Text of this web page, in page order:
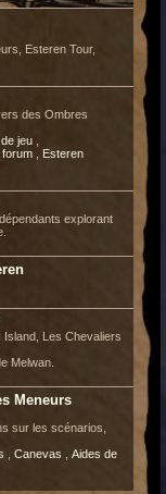
h
c
Esteren Tour,
des Ombres
jeu
forum
Esteren
explorant
Island, Les Chevaliers
Melwan.
Meneurs
sur les scénarios,
Canevas
Aides de